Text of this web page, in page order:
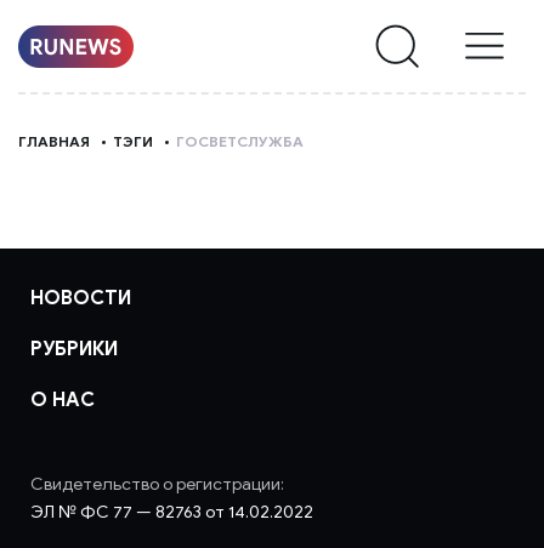
О
НАС
ГЛАВНАЯ ТЭГИ ГОСВЕТСЛУЖБА
НОВОСТИ
РУБРИКИ
О НАС
Свидетельство о регистрации:
ЭЛ № ФС 77 — 82763 от 14.02.2022